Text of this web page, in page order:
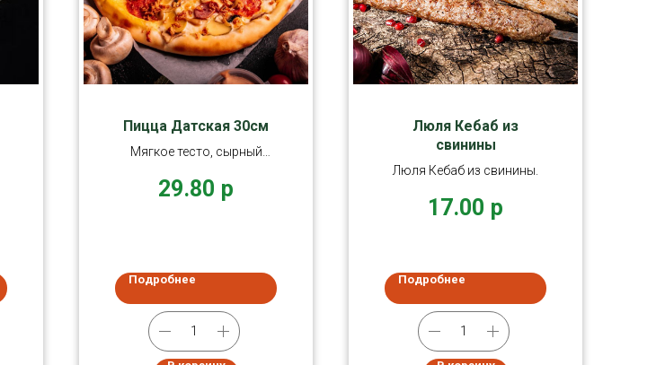
Пицца Датская 30см
Мягкое тесто, сырный
охотничьи колбаски
29.80 р
Подробнее
Люля Кебаб из
свинины
Люля Кебаб из свинины.
17.00 р
Подробнее